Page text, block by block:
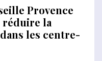
Provence
réduire la
les centre-